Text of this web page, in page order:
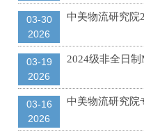
03-30
2026
03-19
2026
2024级非全日
03-16
2026